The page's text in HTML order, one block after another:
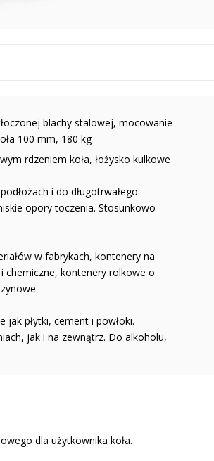
blachy stalowej, mocowanie
100 mm, 180 kg
rdzeniem koła, łożysko kulkowe
i do długotrwałego
opory toczenia. Stosunkowo
w fabrykach, kontenery na
chemiczne, kontenery rolkowe o
jak płytki, cement i powłoki.
jak i na zewnątrz. Do alkoholu,
dla użytkownika koła.